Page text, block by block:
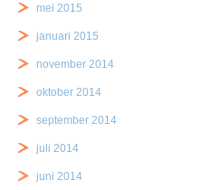
mei 2015
januari 2015
november 2014
oktober 2014
september 2014
juli 2014
juni 2014